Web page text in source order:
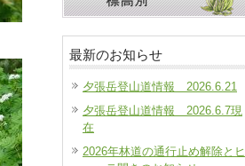
最新のお知らせ
夕張岳登山道情報 2026.6.21
夕張岳登山道情報 2026.6.7現
在
2026年林道の通行止め解除とヒ